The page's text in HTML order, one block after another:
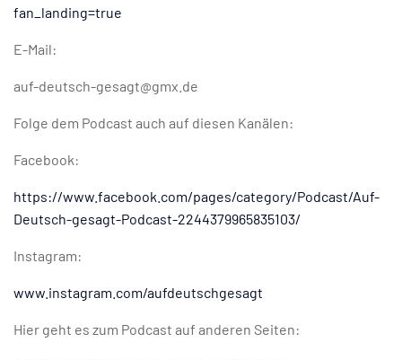
fan_landing=true
E-Mail:
auf-deutsch-gesagt@gmx.de
Folge dem Podcast auch auf diesen Kanälen:
Facebook:
https://www.facebook.com/pages/category/Podcast/Auf-
Deutsch-gesagt-Podcast-2244379965835103/
Instagram:
www.instagram.com/aufdeutschgesagt
Hier geht es zum Podcast auf anderen Seiten: